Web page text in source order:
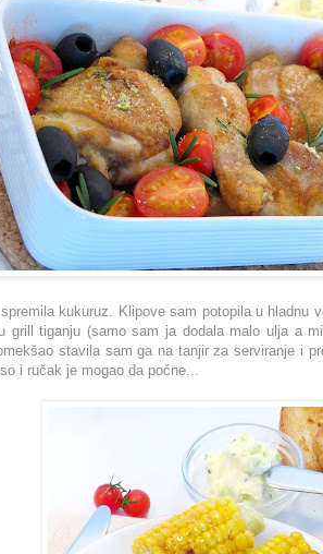
kukuruz. Klipove sam potopila u hladnu
grill tiganju (samo sam ja dodala malo ulja a
stavila sam ga na tanjir za serviranje i
i ručak je mogao da počne...